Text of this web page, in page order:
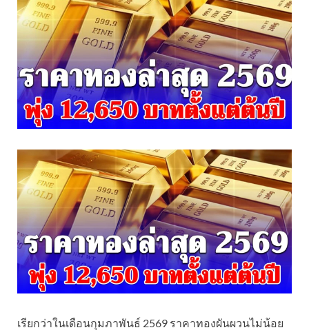
เรียกว่าในเดือนกุมภาพันธ์ 2569 ราคาทองผันผวนไม่น้อย